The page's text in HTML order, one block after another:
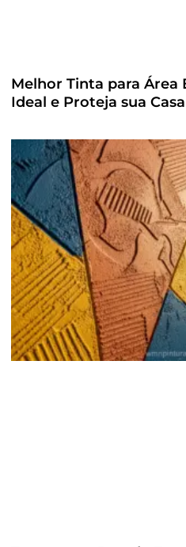
Melhor Tinta para Área
Ideal e Proteja sua Casa